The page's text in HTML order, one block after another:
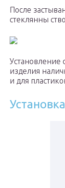
После
стеклянны
Установление
изделия
и для